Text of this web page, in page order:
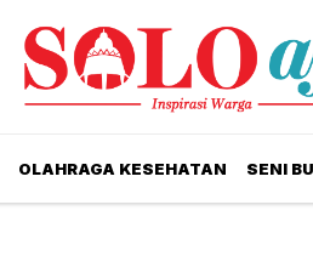
OLAHRAGA KESEHATAN SENI